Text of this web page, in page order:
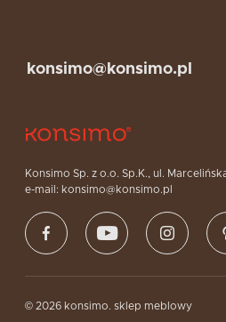
Konsimo Sp. z o.o. Sp.K., ul.
e-mail: konsimo@konsimo.pl
konsimo@konsimo.pl
© 2026 konsimo. sklep meblowy